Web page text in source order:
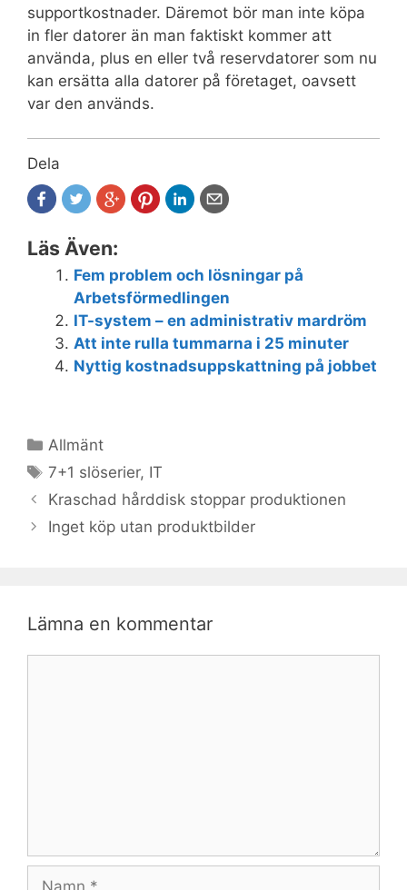
supportkostnader. Däremot bör man inte köpa
in fler datorer än man faktiskt kommer att
använda, plus en eller två reservdatorer som nu
kan ersätta alla datorer på företaget, oavsett
var den används.
Dela
Läs Även:
Fem problem och lösningar på
Arbetsförmedlingen
IT-system – en administrativ mardröm
Att inte rulla tummarna i 25 minuter
Nyttig kostnadsuppskattning på jobbet
Kategorier
Allmänt
Etiketter
7+1 slöserier, IT
Inläggsnavigering
Kraschad hårddisk stoppar produktionen
Inget köp utan produktbilder
Lämna en kommentar
Namn